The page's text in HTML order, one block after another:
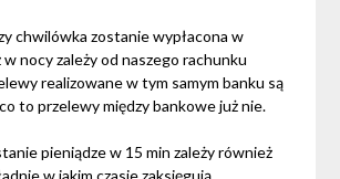
chwilówka zostanie wypłacona w
nocy zależy od naszego rachunku
realizowane w tym samym banku są
to przelewy między bankowe już nie.
pieniądze w 15 min zależy również
w jakim czasie zaksięgują